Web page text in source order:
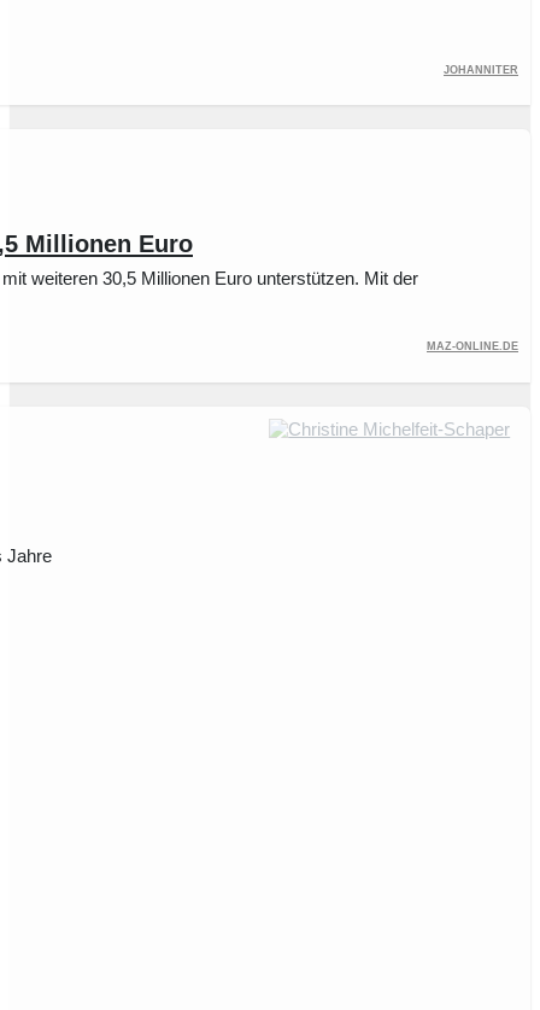
Johanniter
Millionen Euro
weiteren 30,5 Millionen Euro unterstützen. Mit der
maz-online.de
Jahre